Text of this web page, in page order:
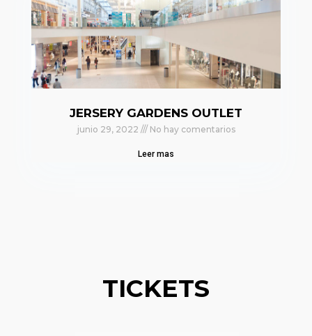
JERSERY GARDENS OUTLET
junio 29, 2022 No hay comentarios
Leer mas
TICKETS